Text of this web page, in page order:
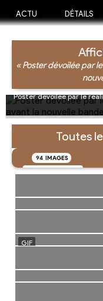
ACTU DÉTAILS
« Poster dévoilée par
Poster dévoilée par le
Toutes
94 IMAGES